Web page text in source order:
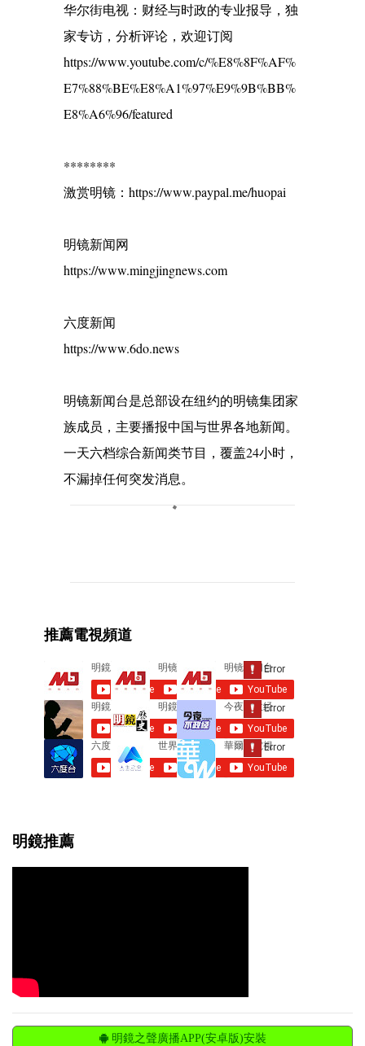
华尔街电视：财经与时政的专业报导，独
家专访，分析评论，欢迎订阅
https://www.youtube.com/c/%E8%8F%AF%
E7%88%BE%E8%A1%97%E9%9B%BB%
E8%A6%96/featured
********
激赏明镜：https://www.paypal.me/huopai
明镜新闻网
https://www.mingjingnews.com
六度新闻
https://www.6do.news
明镜新闻台是总部设在纽约的明镜集团家
族成员，主要播报中国与世界各地新闻。
一天六档综合新闻类节目，覆盖24小时，
不漏掉任何突发消息。
n
t
s
推薦電視頻道
明鏡推薦
明鏡之聲廣播APP(安卓版)安裝